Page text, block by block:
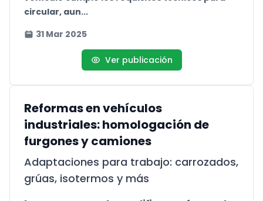
circular, aun...
31 Mar 2025
Ver publicación
Reformas en vehículos
industriales: homologación de
furgones y camiones
Adaptaciones para trabajo: carrozados,
grúas, isotermos y más